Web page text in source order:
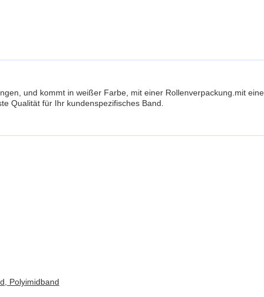
und kommt in weißer Farbe, mit einer Rollenverpackung.mit
Qualität für Ihr kundenspezifisches Band.
Polyimidband